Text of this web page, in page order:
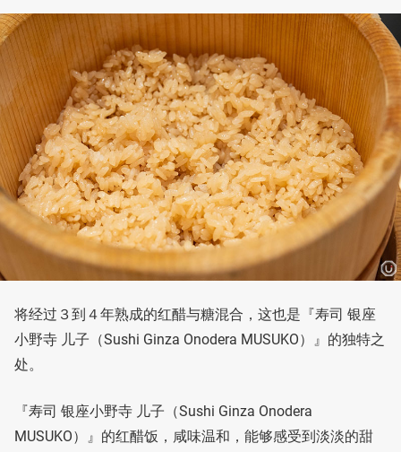
将经过３到４年熟成的红醋与糖混合，这也是『寿司 银座
小野寺 儿子（Sushi Ginza Onodera MUSUKO）』的独特之
处。
『寿司 银座小野寺 儿子（Sushi Ginza Onodera
MUSUKO）』的红醋饭，咸味温和，能够感受到淡淡的甜